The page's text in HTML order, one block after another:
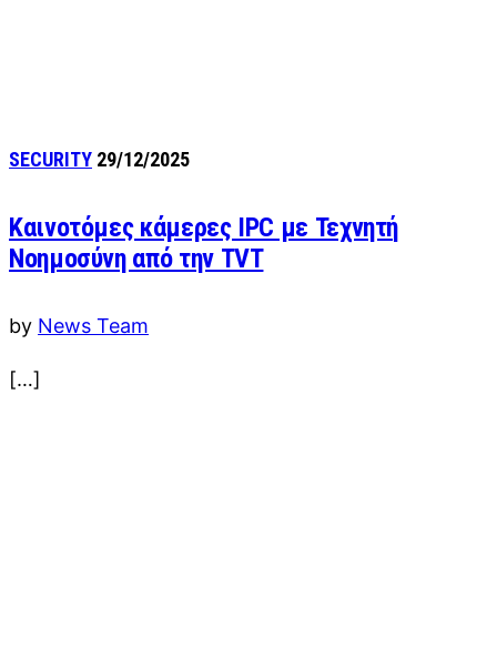
SECURITY 29/12/2025
Καινοτόμες κάμερες IPC με Τεχνητή
Νοημοσύνη από την TVT
by News Team
[…]